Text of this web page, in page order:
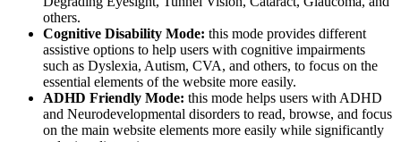
others.
Cognitive Disability Mode: this mode provides different
assistive options to help users with cognitive impairments
such as Dyslexia, Autism, CVA, and others, to focus on the
essential elements of the website more easily.
ADHD Friendly Mode: this mode helps users with ADHD
and Neurodevelopmental disorders to read, browse, and focus
on the main website elements more easily while significantly